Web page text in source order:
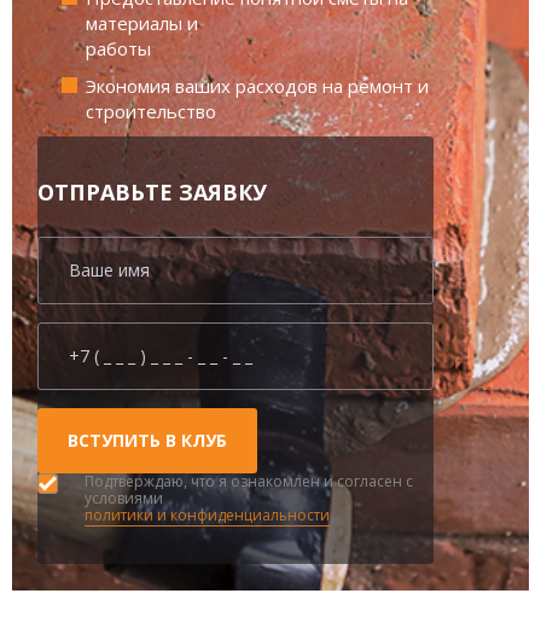
материалы и
работы
Экономия ваших расходов на ремонт и
строительство
ОТПРАВЬТЕ ЗАЯВКУ
Подтверждаю, что я ознакомлен и согласен с
условиями
политики и конфиденциальности